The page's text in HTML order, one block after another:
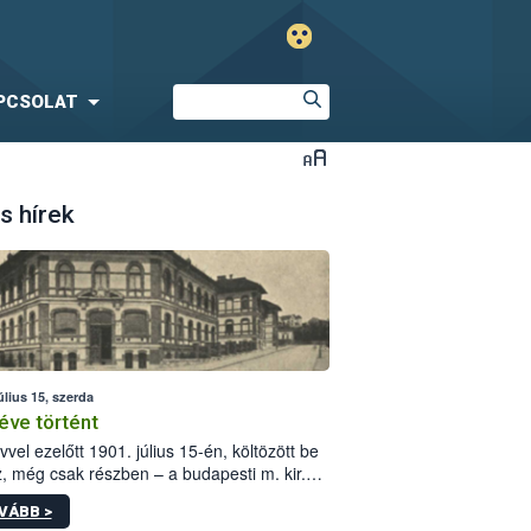
hírek
15, szerda
történt
ezelőtt 1901. július 15-én, költözött be
még csak részben – a budapesti m. kir.
állomás a Kis Rókus utca
alatti, Czigler Győző által tervezett új
>